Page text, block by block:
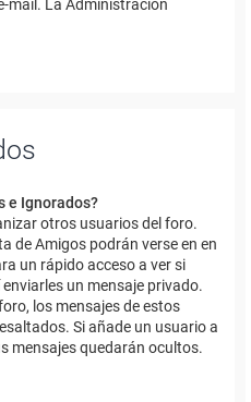
mail. La Administración
e Ignorados?
otros usuarios del foro.
de Amigos podrán verse en en
un rápido acceso a ver si
un mensaje privado.
los mensajes de estos
Si añade un usuario a
mensajes quedarán ocultos.